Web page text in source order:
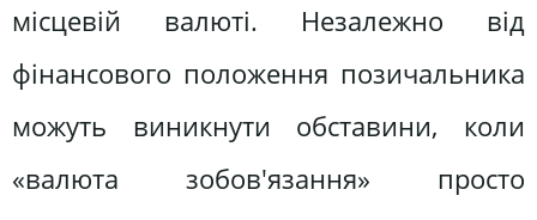
місцевій валюті. Незалежно від
фінансового положення позичальника
можуть виникнути обставини, коли
«валюта зобов'язання» просто